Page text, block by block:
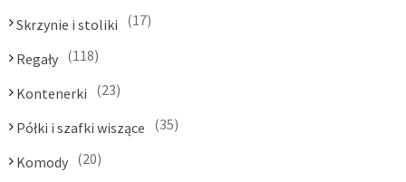
Skrzynie i stoliki 17
Regały 118
Kontenerki 23
Półki i szafki wiszące 35
Komody 20